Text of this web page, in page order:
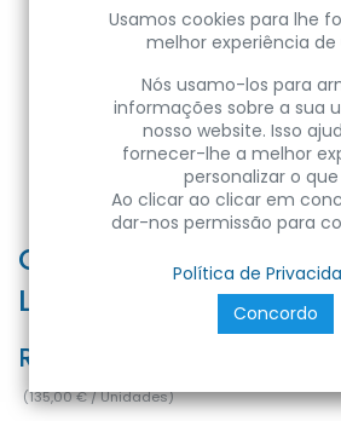
CRATER 20W 4000K
L.SUSPEN
Ref:
(135,00€/Unidades)
Usamos cookies para lhe
melhor experiência de
Nós usamo-los para
informações sobre a sua
nosso website. Isso
fornecer-lhe a melhor
personalizar o que
Ao clicar ao clicar em
dar-nos permissão para
Política de
Concordo